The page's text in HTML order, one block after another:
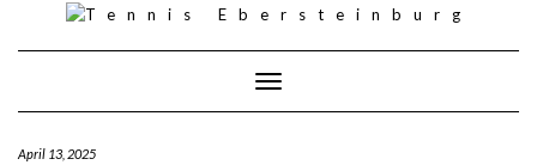
content
Toggle Navigation
April 13, 2025